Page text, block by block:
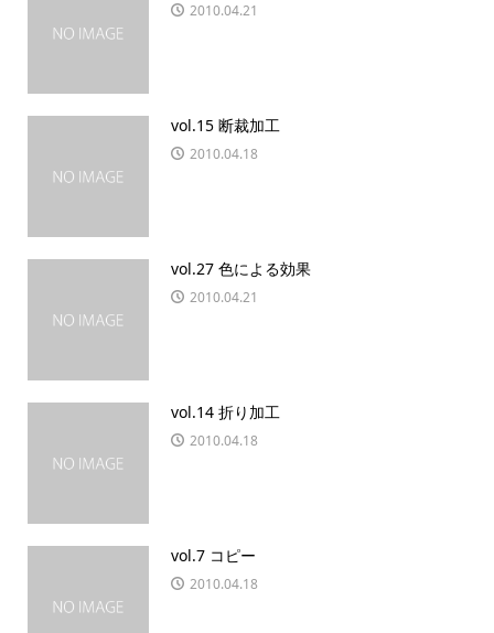
2010.04.21
vol.15 断裁加工
2010.04.18
vol.27 色による効果
2010.04.21
vol.14 折り加工
2010.04.18
vol.7 コピー
2010.04.18